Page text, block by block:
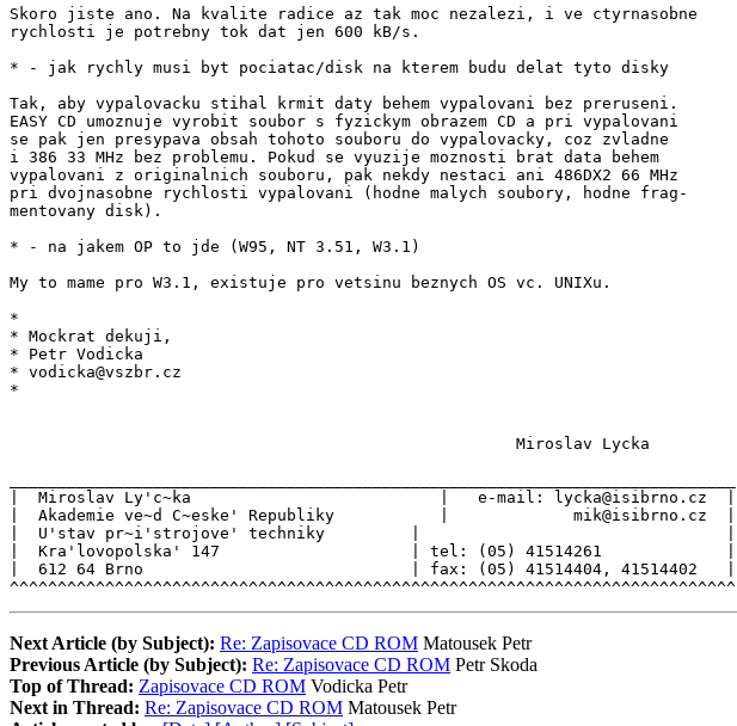
Skoro jiste ano. Na kvalite radice az tak moc nezalezi, i ve ctyrnasobne
rychlosti je potrebny tok dat jen 600 kB/s.
* - jak rychly musi byt pociatac/disk na kterem budu delat tyto disky
Tak, aby vypalovacku stihal krmit daty behem vypalovani bez preruseni.
EASY CD umoznuje vyrobit soubor s fyzickym obrazem CD a pri vypalovani
se pak jen presypava obsah tohoto souboru do vypalovacky, coz zvladne
i 386 33 MHz bez problemu. Pokud se vyuzije moznosti brat data behem
vypalovani z originalnich souboru, pak nekdy nestaci ani 486DX2 66 MHz
pri dvojnasobne rychlosti vypalovani (hodne malych soubory, hodne frag-
mentovany disk).
* - na jakem OP to jde (W95, NT 3.51, W3.1)
My to mame pro W3.1, existuje pro vetsinu beznych OS vc. UNIXu.
*
* Mockrat dekuji,
* Petr Vodicka
* vodicka@vszbr.cz
*
                                                     Miroslav Lycka
|  Miroslav Ly'c~ka                          |   e-mail: lycka@isibrno.cz  |
|  Akademie ve~d C~eske' Republiky           |             mik@isibrno.cz  |
|  U'stav pr~i'strojove' techniky         |                                |
|  Kra'lovopolska' 147                    | tel: (05) 41514261             |
|  612 64 Brno                            | fax: (05) 41514404, 41514402   |
^^^^^^^^^^^^^^^^^^^^^^^^^^^^^^^^^^^^^^^^^^^^^^^^^^^^^^^^^^^^^^^^^^^^^^^^^^^^
Next Article (by Subject): Re: Zapisovace CD ROM Matousek Petr
Previous Article (by Subject): Re: Zapisovace CD ROM Petr Skoda
Top of Thread: Zapisovace CD ROM Vodicka Petr
Next in Thread: Re: Zapisovace CD ROM Matousek Petr